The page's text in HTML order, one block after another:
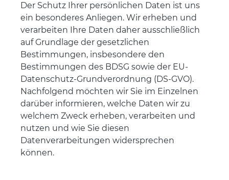
Der Schutz Ihrer persönlichen Daten ist uns
ein besonderes Anliegen. Wir erheben und
verarbeiten Ihre Daten daher ausschließlich
auf Grundlage der gesetzlichen
Bestimmungen, insbesondere den
Bestimmungen des BDSG sowie der EU-
Datenschutz-Grundverordnung (DS-GVO).
Nachfolgend möchten wir Sie im Einzelnen
darüber informieren, welche Daten wir zu
welchem Zweck erheben, verarbeiten und
nutzen und wie Sie diesen
Datenverarbeitungen widersprechen
können.